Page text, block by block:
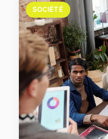
SOCIÉTÉ